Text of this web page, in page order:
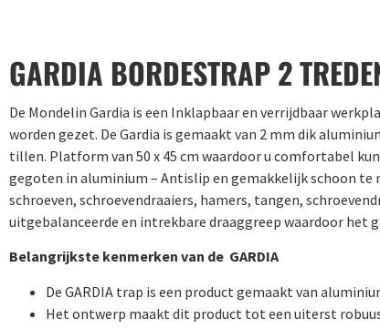
GARDIA BORDESTRAP 2
De Mondelin Gardia is een Inklapbaar en verrijdbaar
worden gezet. De Gardia is gemaakt van 2 mm dik
tillen. Platform van 50 x 45 cm waardoor u comfortabel
gegoten in aluminium – Antislip en gemakkelijk schoon te
schroeven, schroevendraaiers, hamers, tangen,
uitgebalanceerde en intrekbare draaggreep waardoor het
Belangrijkste kenmerken van de GARDIA
De GARDIA trap is een product gemaakt van
Het ontwerp maakt dit product tot een uiterst